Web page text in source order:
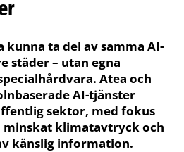
kunna ta del av samma AI-
städer – utan egna
Atea och
AI-tjänster
sektor, med fokus
minskat klimatavtryck och
känslig information.